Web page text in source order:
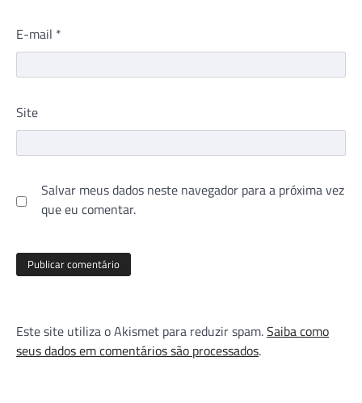
E-mail *
Site
Salvar meus dados neste navegador para a próxima vez
que eu comentar.
Este site utiliza o Akismet para reduzir spam.Saiba como
seus dados em comentários são processados.